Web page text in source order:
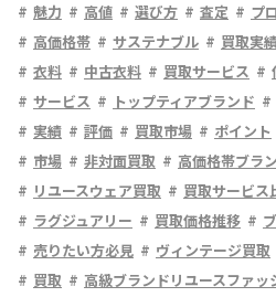
魅力
高値 選び方 査定 プ
高価格帯
サステナブル 買取実
衣料
中古衣料 買取サービス
サービス
トップティアブランド
実績
評価 買取市場 ポイント
市場
非対面買取
高価格帯ブラ
リユースウェア買取
買取サービス
ラグジュアリー
買取価格推移
売りたい方必見
ヴィンテージ買取
買取
高級ブランドリユースファッ